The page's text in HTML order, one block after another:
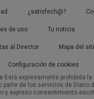
¿satisfech@?
de uso Tu noticia
al Director Mapa del
Configuración de cookies
Está expresamente prohibida
parte de los servicios de Diario
y expreso consentimiento